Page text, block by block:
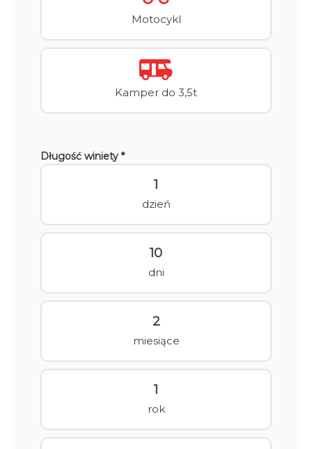
Motocykl
Kamper do 3,5t
Długość winiety *
1
dzień
10
dni
2
miesiące
1
rok